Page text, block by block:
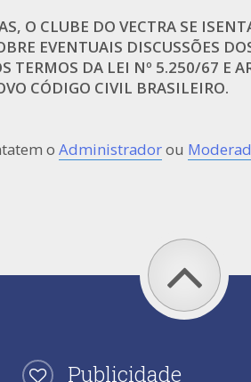
O CLUBE DO VECTRA SE
EVENTUAIS DISCUSSÕES
TERMOS DA LEI Nº 5.250/67 E
CÓDIGO CIVIL BRASILEIRO.
oAdministradorou
Publicidade